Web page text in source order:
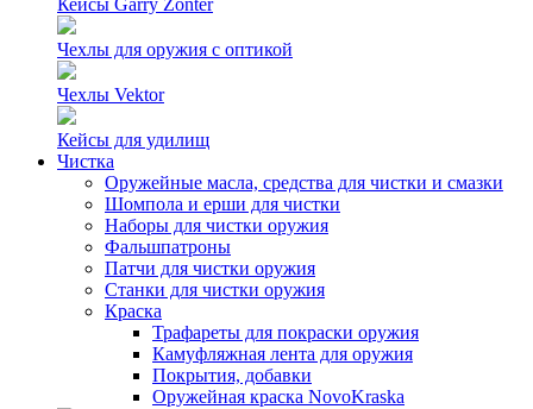
Кейсы Garry Zonter
Чехлы для оружия с оптикой
Чехлы Vektor
Кейсы для удилищ
Чистка
Оружейные масла, средства для чистки и смазки
Шомпола и ерши для чистки
Наборы для чистки оружия
Фальшпатроны
Патчи для чистки оружия
Станки для чистки оружия
Краска
Трафареты для покраски оружия
Камуфляжная лента для оружия
Покрытия, добавки
Оружейная краска NovoKraska